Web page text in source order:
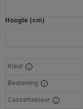
Hoogte (cm)
Kleur
Bediening
Cassettekleur